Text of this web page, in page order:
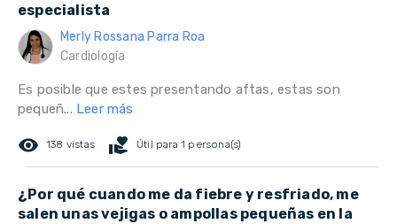
especialista
Merly Rossana Parra Roa
Cardiología
Es posible que estes presentando aftas, estas son
pequeñ... Leer más
remove_red_eye 138 vistas volunteer_activism Útil para 1 persona(s)
¿Por qué cuando me da fiebre y resfriado, me
salen unas vejigas o ampollas pequeñas en la